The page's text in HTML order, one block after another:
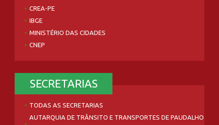
CREA-PE
IBGE
MINISTÉRIO DAS CIDADES
CNEP
SECRETARIAS
TODAS AS SECRETARIAS
AUTARQUIA DE TRÂNSITO E TRANSPORTES DE PAUDALHO